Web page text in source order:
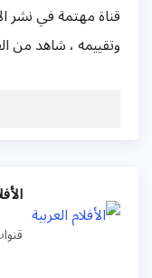
قناة مهتمة في نشر
وتقييمه ، شاهد من